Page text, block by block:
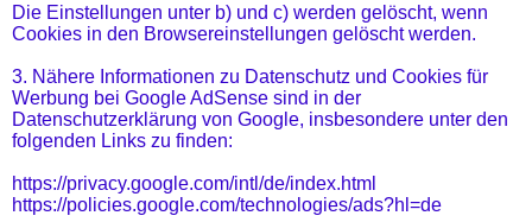
Die Einstellungen unter b) und c) werden gelöscht, wenn
Cookies in den Browsereinstellungen gelöscht werden.
3. Nähere Informationen zu Datenschutz und Cookies für
Werbung bei Google AdSense sind in der
Datenschutzerklärung von Google, insbesondere unter den
folgenden Links zu finden:
https://privacy.google.com/intl/de/index.html
https://policies.google.com/technologies/ads?hl=de